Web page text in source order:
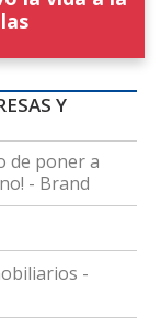
Y
de poner a
- Brand
-